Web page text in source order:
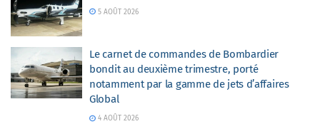
5 AOÛT 2026
Le carnet de commandes de Bombardier
bondit au deuxième trimestre, porté
notamment par la gamme de jets d’affaires
Global
4 AOÛT 2026